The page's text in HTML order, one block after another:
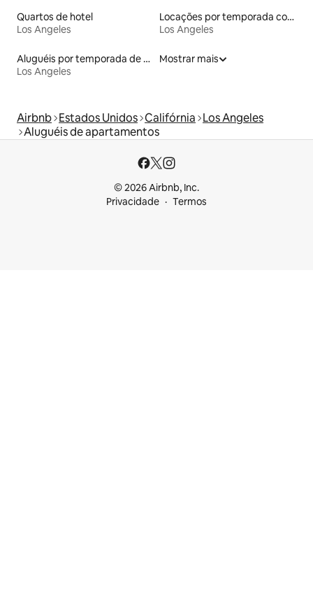
Quartos de hotel
Los Angeles
Locações por temporada com piscina
Los Angeles
Aluguéis por temporada de acomodações de luxo
Los Angeles
Mostrar mais
Airbnb Estados Unidos Califórnia Los Angeles
Aluguéis de apartamentos
© 2026 Airbnb, Inc.
Privacidade
Termos